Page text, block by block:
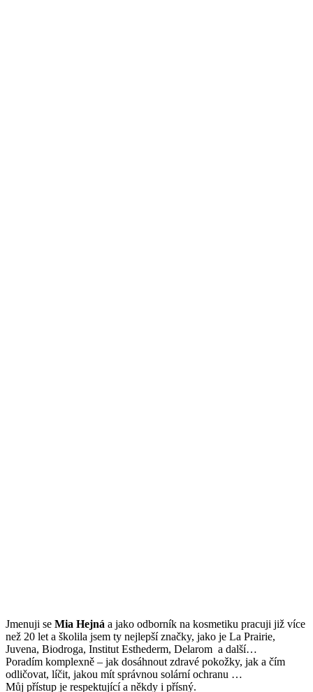
Jmenuji se Mia Hejná a jako odborník na kosmetiku pracuji již více
než 20 let a školila jsem ty nejlepší značky, jako je La Prairie,
Juvena, Biodroga, Institut Esthederm, Delarom a další…
Poradím komplexně – jak dosáhnout zdravé pokožky, jak a čím
odličovat, líčit, jakou mít správnou solární ochranu …
Můj přístup je respektující a někdy i přísný.